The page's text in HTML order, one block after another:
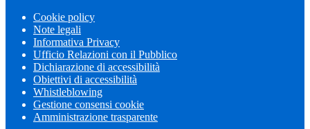
Cookie policy
Note legali
Informativa Privacy
Ufficio Relazioni con il Pubblico
Dichiarazione di accessibilità
Obiettivi di accessibilità
Whistleblowing
Gestione consensi cookie
Amministrazione trasparente